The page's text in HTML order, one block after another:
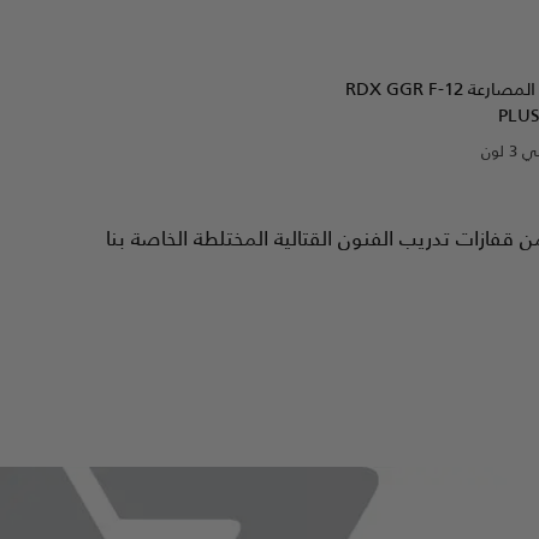
RDXGGR F-12
Blue
تدريب الفنون القتالية المختلطة الخاصة بنا